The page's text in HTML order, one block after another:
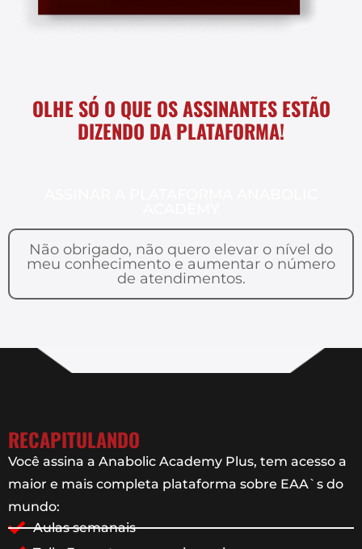
OLHE SÓ O QUE OS ASSINANTES ESTÃO
DIZENDO DA PLATAFORMA!
Não obrigado, não quero elevar o nível do
meu conhecimento e aumentar o número
de atendimentos.
RECAPITULANDO
Você assina a Anabolic Academy Plus, tem acesso a
maior e mais completa plataforma sobre EAA`s do
mundo:
Aulas semanais